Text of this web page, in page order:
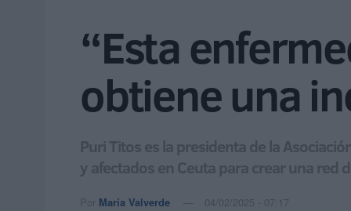
“Esta
obtiene una
Puri Titos es la presidenta de la
y afectados en Ceuta para crear una red
Por María Valverde 04/02/2025 - 07:17